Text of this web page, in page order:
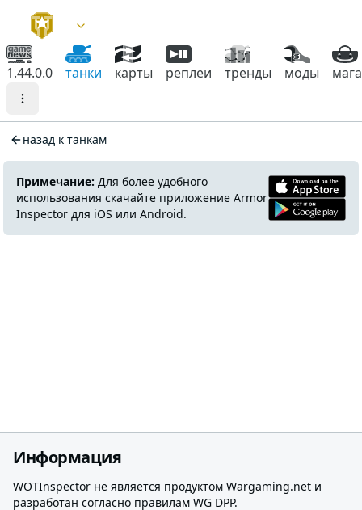
1.44.0.0 танки карты реплеи тренды моды
назад к танкам
Примечание: Для более удобного
использования скачайте приложение Armor
Inspector для iOS или Android.
Информация
WOTInspector не является продуктом Wargaming.net и
разработан согласно правилам WG DPP.